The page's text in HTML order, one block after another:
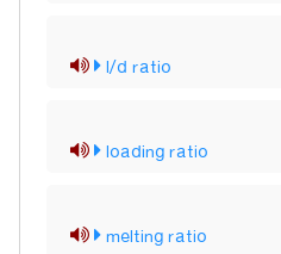
l/d ratio
loading ratio
melting ratio